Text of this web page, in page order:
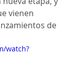
vienen
de
watch?